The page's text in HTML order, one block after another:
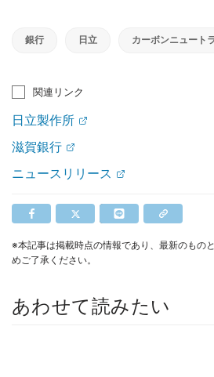
銀行 日立 カーボンニュート
関連リンク
日立製作所
滋賀銀行
ニュースリリース
※本記事は掲載時点の情報であり、最新のもの
めご了承ください。
あわせて読みたい